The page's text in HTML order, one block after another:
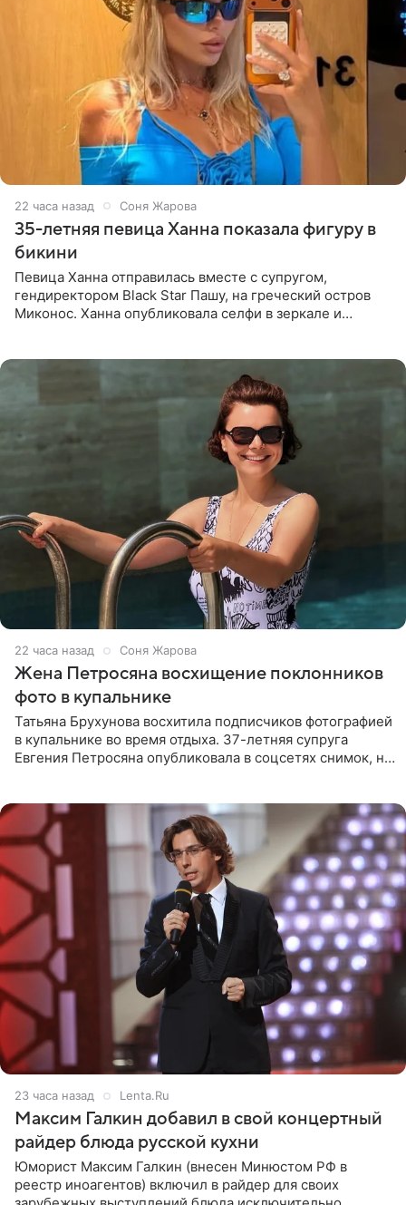
22 часа назад Соня Жарова
35-летняя певица Ханна показала фигуру в
бикини
Певица Ханна отправилась вместе с супругом,
гендиректором Black Star Пашу, на греческий остров
Миконос. Ханна опубликовала селфи в зеркале и
22 часа назад Соня Жарова
Жена Петросяна восхищение поклонников
фото в купальнике
Татьяна Брухунова восхитила подписчиков фотографией
в купальнике во время отдыха. 37-летняя супруга
Евгения Петросяна опубликовала в соцсетях снимок, на
23 часа назад Lenta.Ru
Максим Галкин добавил в свой концертный
райдер блюда русской кухни
Юморист Максим Галкин (внесен Минюстом РФ в
реестр иноагентов) включил в райдер для своих